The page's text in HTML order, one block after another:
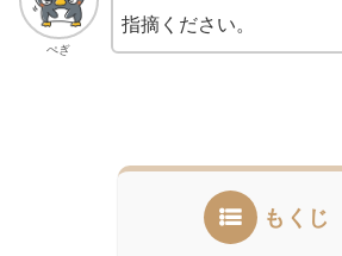
ぺぎ
指摘ください。
もくじ